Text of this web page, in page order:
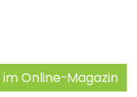
im Online-Magazin